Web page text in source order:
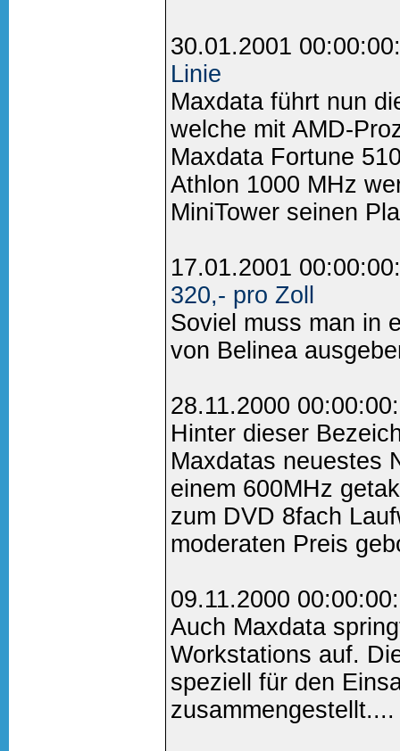
30.01.2001
Linie
Maxdata führt nun
welche mit AMD-
Maxdata Fortune
Athlon 1000 MHz
MiniTower seinen
17.01.2001
320,- pro Zoll
Soviel muss man in
von Belinea
28.11.2000
Hinter dieser
Maxdatas neuestes
einem 600MHz
zum DVD 8fach
moderaten Preis
09.11.2000
Auch Maxdata
Workstations auf.
speziell für den
zusammengestellt....